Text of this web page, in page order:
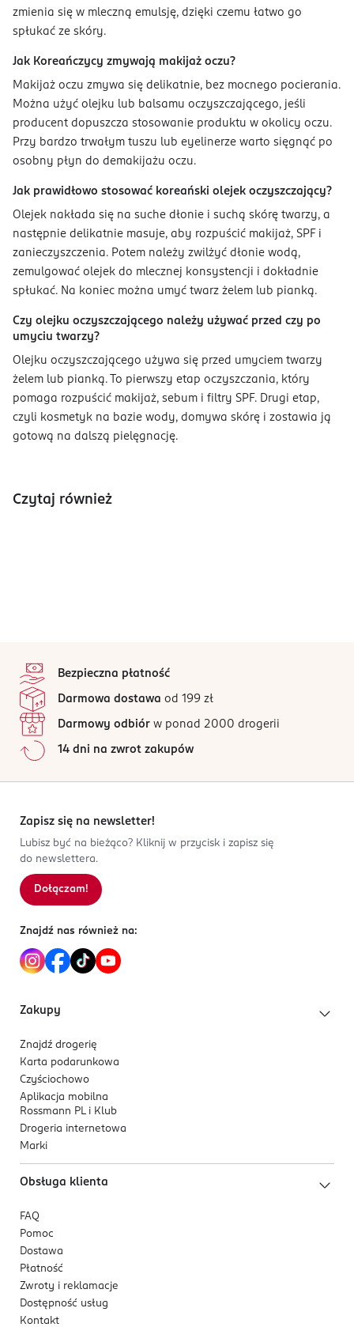
zmienia się w mleczną emulsję, dzięki czemu łatwo go
spłukać ze skóry.
Jak Koreańczycy zmywają makijaż oczu?
Makijaż oczu zmywa się delikatnie, bez mocnego pocierania.
Można użyć olejku lub balsamu oczyszczającego, jeśli
producent dopuszcza stosowanie produktu w okolicy oczu.
Przy bardzo trwałym tuszu lub eyelinerze warto sięgnąć po
osobny płyn do demakijażu oczu.
Jak prawidłowo stosować koreański olejek oczyszczający?
Olejek nakłada się na suche dłonie i suchą skórę twarzy, a
następnie delikatnie masuje, aby rozpuścić makijaż, SPF i
zanieczyszczenia. Potem należy zwilżyć dłonie wodą,
zemulgować olejek do mlecznej konsystencji i dokładnie
spłukać. Na koniec można umyć twarz żelem lub pianką.
Czy olejku oczyszczającego należy używać przed czy po
umyciu twarzy?
Olejku oczyszczającego używa się przed umyciem twarzy
żelem lub pianką. To pierwszy etap oczyszczania, który
pomaga rozpuścić makijaż, sebum i filtry SPF. Drugi etap,
czyli kosmetyk na bazie wody, domywa skórę i zostawia ją
gotową na dalszą pielęgnację.
Czytaj również
Bezpieczna płatność
Darmowa dostawa od 199 zł
Darmowy odbiór w ponad 2000 drogerii
14 dni na zwrot zakupów
Zapisz się na newsletter!
Lubisz być na bieżąco? Kliknij w przycisk i zapisz się
do newslettera.
Dołączam!
Znajdź nas również na:
Zakupy
Znajdź drogerię
Karta podarunkowa
Czyściochowo
Aplikacja mobilna
Rossmann PL i Klub
Drogeria internetowa
Marki
Obsługa klienta
FAQ
Pomoc
Dostawa
Płatność
Zwroty i reklamacje
Dostępność usług
Kontakt